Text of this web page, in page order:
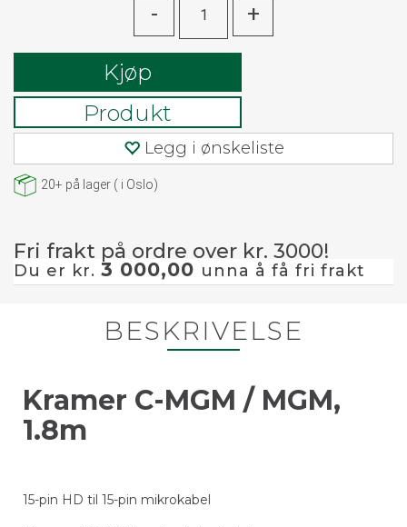
- +
Kjøp
Produkt
Legg i ønskeliste
20+ på lager ( i Oslo)
Fri frakt på ordre over kr. 3000!
Du er kr. 3 000,00 unna å få fri frakt
BESKRIVELSE
Kramer C-MGM / MGM,
1.8m
15-pin HD til 15-pin mikrokabel